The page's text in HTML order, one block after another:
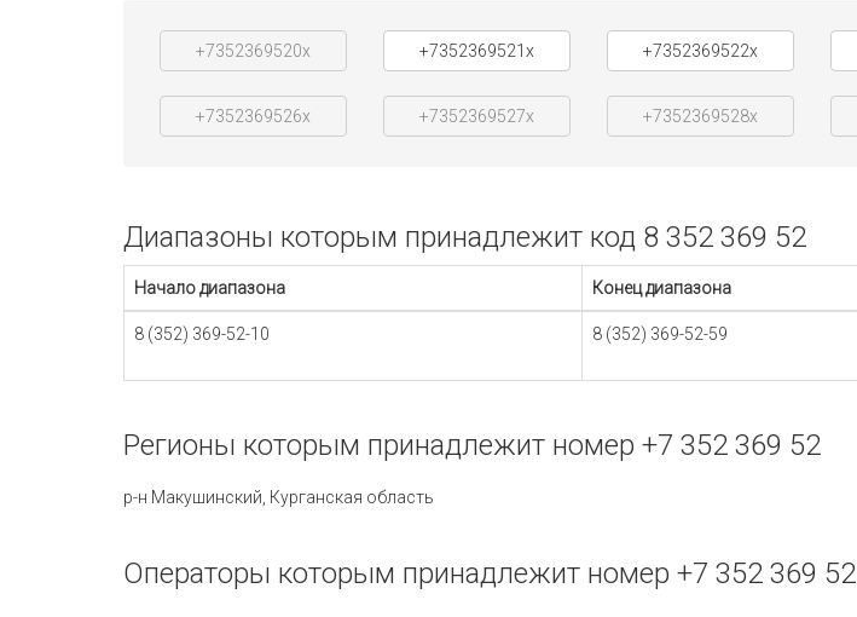
+7352369520x +7352369521x +7352369522x
+7352369526x +7352369527x +7352369528x
Диапазоны которым принадлежит код 8 352 369 52
Начало диапазона Конец диапазона
8 (352) 369-52-10 8 (352) 369-52-59
Регионы которым принадлежит номер +7 352 369 52
р-н Макушинский, Курганская область
Операторы которым принадлежит номер +7 352 369 52